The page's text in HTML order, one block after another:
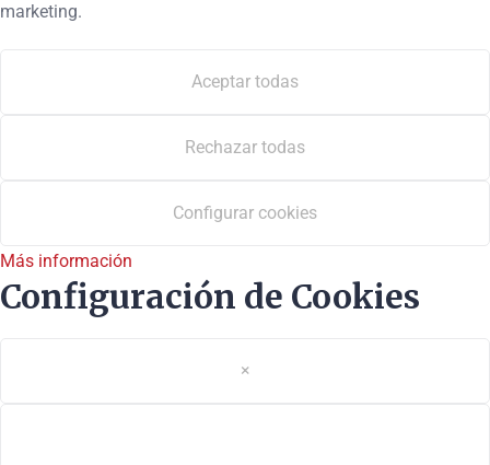
marketing.
Aceptar todas
Rechazar todas
Configurar cookies
Más información
Configuración de Cookies
×